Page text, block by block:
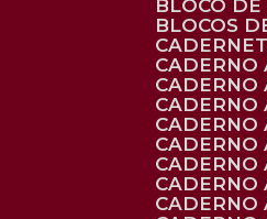
BLOCO
BLOCOS